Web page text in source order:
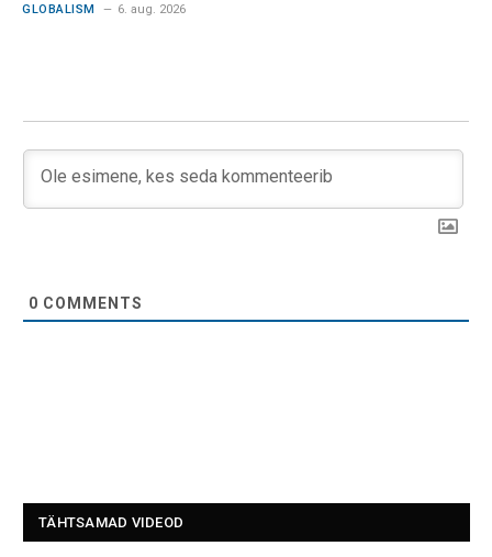
GLOBALISM 6. aug. 2026
0 COMMENTS
TÄHTSAMAD VIDEOD